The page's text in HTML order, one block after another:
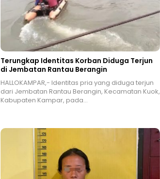
Terungkap Identitas Korban Diduga Terjun
di Jembatan Rantau Berangin
HALLOKAMPAR,- Identitas pria yang diduga terjun
dari Jembatan Rantau Berangin, Kecamatan Kuok,
Kabupaten Kampar, pada…